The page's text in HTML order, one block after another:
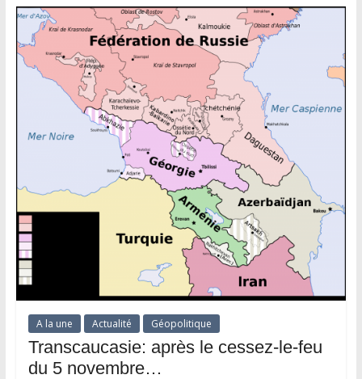
A la une Actualité Géopolitique
Transcaucasie: après le cessez-le-feu
du 5 novembre…